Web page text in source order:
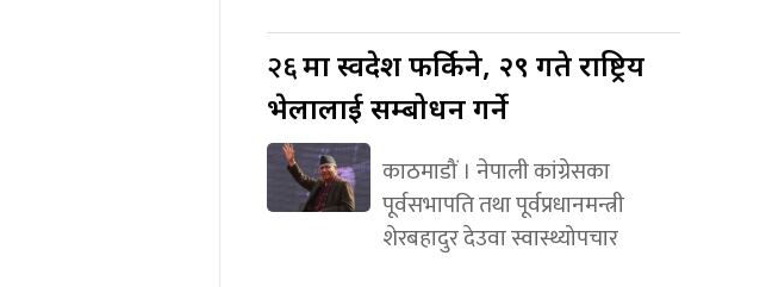
२६मा स्वदेश फर्किने, २९ गते राष्ट्रिय
भेलालाई सम्बोधन गर्ने
काठमाडौं । नेपाली कांग्रेसका
पूर्वसभापति तथा पूर्वप्रधानमन्त्री
शेरबहादुर देउवा स्वास्थ्योपचार